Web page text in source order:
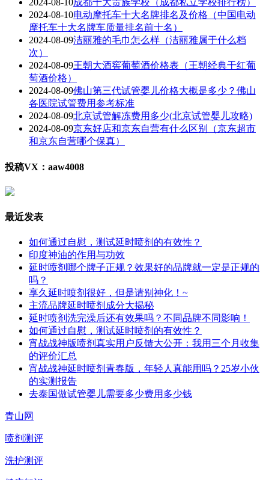
2024-08-10成都十大贵族学校（成都私立学校排行榜）
2024-08-10电动摩托车十大名牌排名及价格（中国电动
摩托车十大名牌车质量排名前十名）
2024-08-09洁丽雅的毛巾怎么样（洁丽雅属于什么档
次）
2024-08-09王朝大酒窖葡萄酒价格表（王朝经典干红葡
萄酒价格）
2024-08-09佛山第三代试管婴儿价格大概是多少？佛山
各医院试管费用参考标准
2024-08-09北京试管解冻费用多少(北京试管婴儿攻略)
2024-08-09京东好店和京东自营有什么区别（京东超市
和京东自营哪个保真）
投稿VX：aaw4008
最近发表
如何通过自慰，测试延时喷剂的有效性？
印度神油的作用与功效
延时喷剂哪个牌子正规？效果好的品牌就一定是正规的
吗？
享久延时喷剂很好，但是请别神化！~
主流品牌延时喷剂成分大揭秘
延时喷剂洗完澡后还有效果吗？不同品牌不同影响！
如何通过自慰，测试延时喷剂的有效性？
宵战战神版喷剂真实用户反馈大公开：我用三个月收集
的评价汇总
宵战战神延时喷剂青春版，年轻人真能用吗？25岁小伙
的实测报告
去泰国做试管婴儿需要多少费用多少钱
青山网
喷剂测评
洗护测评